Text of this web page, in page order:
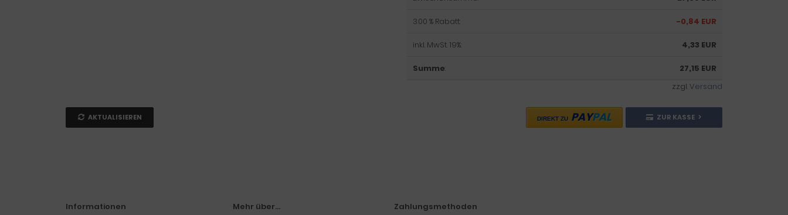
3.00 % Rabatt: -0,84 EUR
inkl. MwSt. 19%: 4,33 EUR
Summe:
27,15 EUR
zzgl.Versand
AKTUALISIEREN ZUR KASSE
DIREKT ZU PAYPAL
Informationen Mehr über... Zahlungsmethoden